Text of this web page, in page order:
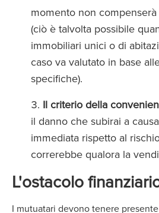
momento non
(ciò è talvolta possibile
immobiliari unici o di
caso va valutato in base
specifiche).
Il criterio della
il danno che subirai a
immediata rispetto al
correrebbe qualora la
L'ostacolo
I mutuatari devono tenere